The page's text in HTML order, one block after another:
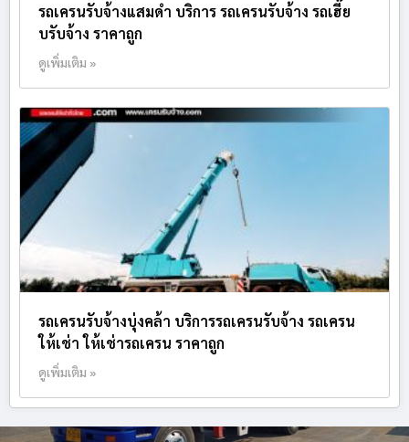
รถเครนรับจ้างแสมดำ บริการ รถเครนรับจ้าง รถเฮี๊ย
บรับจ้าง ราคาถูก
ดูเพิ่มเติม »
รถเครนรับจ้างบุ่งคล้า บริการรถเครนรับจ้าง รถเครน
ให้เช่า ให้เช่ารถเครน ราคาถูก
ดูเพิ่มเติม »